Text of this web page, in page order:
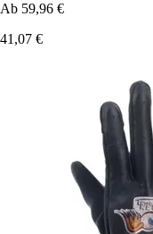
Ab 59,96 €
41,07 €